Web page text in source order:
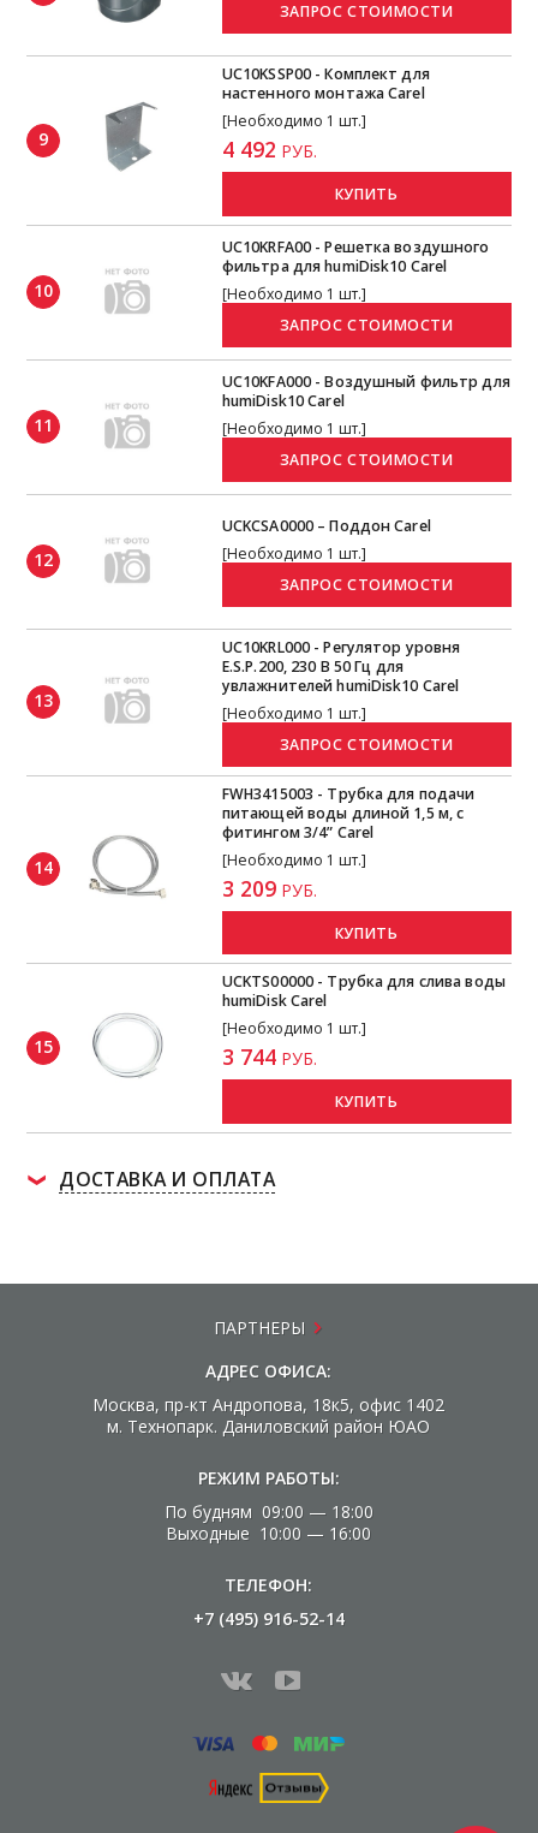
9
UC10KSSP00 - Комплект для
настенного монтажа Carel
[Необходимо 1 шт.]
4 492 РУБ.
КУПИТЬ
10
UC10KRFA00 - Решетка воздушного
фильтра для humiDisk10 Carel
[Необходимо 1 шт.]
11
UC10KFA000 - Воздушный фильтр для
humiDisk10 Carel
[Необходимо 1 шт.]
12
UCKCSA0000 – Поддон Carel
[Необходимо 1 шт.]
13
UC10KRL000 - Регулятор уровня
E.S.P.200, 230 В 50 Гц для
увлажнителей humiDisk10 Carel
[Необходимо 1 шт.]
14
FWH3415003 - Трубка для подачи
питающей воды длиной 1,5 м, с
фитингом 3/4” Carel
[Необходимо 1 шт.]
3 209РУБ.
КУПИТЬ
15
UCKTS00000 - Трубка для слива воды
humiDisk Carel
[Необходимо 1 шт.]
3 744РУБ.
КУПИТЬ
ДОСТАВКА И ОПЛАТА
ПАРТНЕРЫ
АДРЕС ОФИСА:
Москва, пр-кт Андропова, 18к5, офис 1402
м. Технопарк. Даниловский район ЮАО
РЕЖИМ РАБОТЫ:
По будням 09:00 — 18:00
Выходные 10:00 — 16:00
ТЕЛЕФОН:
+7 (495) 916-52-14